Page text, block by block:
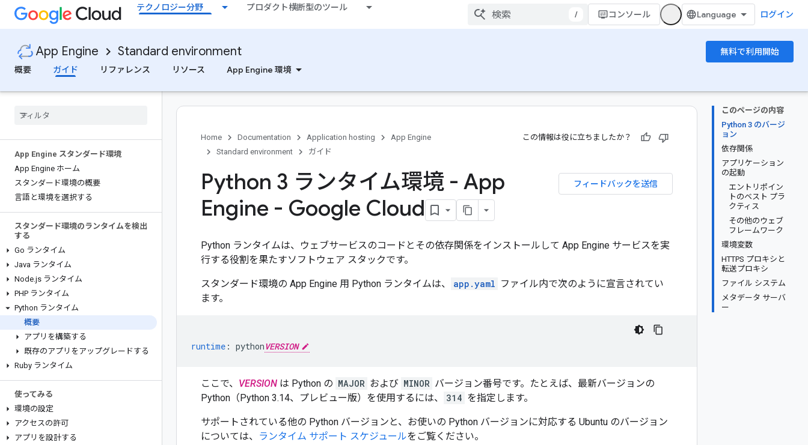
テクノロジー分野 プロダクト横断型のツール
/ コンソール ログイン
App Engine Standard environment
無料で利用開始
概要
ガイド リファレンス リソース App Engine 環境
App Engine スタンダード環境
App Engine ホーム
スタンダード環境の概要
言語と環境を選択する
スタンダード環境のランタイムを検出
する
Go ランタイム
Java ランタイム
Node.js ランタイム
PHP ランタイム
Python ランタイム
概要
アプリを構築する
既存のアプリをアップグレードする
Ruby ランタイム
使ってみる
環境の設定
アクセスの許可
アプリを設計する
このページの内容
Python 3 のバージ
ョン
依存関係
アプリケーション
の起動
エントリポイン
トのベスト プラ
クティス
その他のウェブ
フレームワーク
環境変数
HTTPS プロキシと
転送プロキシ
ファイル システム
メタデータ サーバ
ー
Home Documentation Application hosting
App Engine
Standard environment
ガイド
この情報は役に立ちましたか？
フィードバックを送信
Python 3 ランタイム環境 - App
Engine - Google Cloud
Python ランタイムは、ウェブサービスのコードとその依存関係をインストールして App Engine サービスを実
行する役割を果たすソフトウェア スタックです。
スタンダード環境の App Engine 用 Python ランタイムは、 app.yaml ファイル内で次のように宣言されてい
ます。
runtime : pythonVERSION
ここで、 VERSION は Python の MAJOR および MINOR バージョン番号です。たとえば、最新バージョンの
Python（Python 3.14、プレビュー版）を使用するには、
314 を指定します。
サポートされている他の Python バージョンと、お使いの Python バージョンに対応する Ubuntu のバージョン
については、
ランタイム サポート スケジュールをご覧ください。